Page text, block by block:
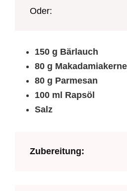
Oder:
150 g Bärlauch
80 g Makadamiakerne
80 g Parmesan
100 ml Rapsöl
Salz
Zubereitung: